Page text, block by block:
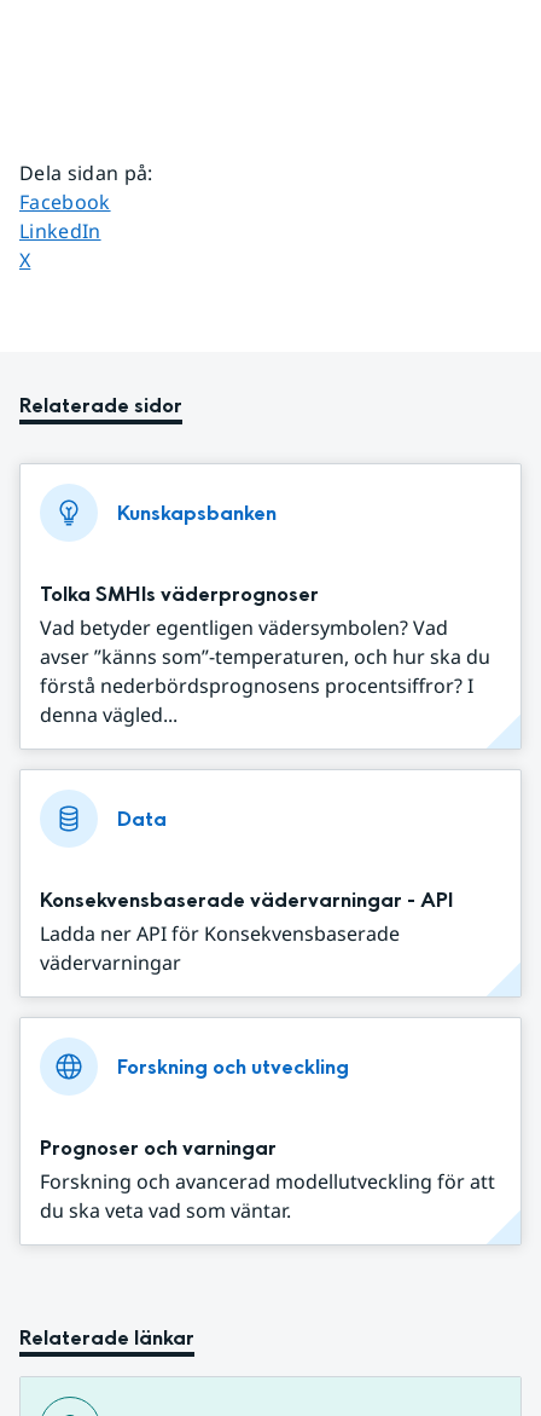
Dela sidan på:
Dela sidan på
Facebook
Dela sidan på
LinkedIn
Dela sidan på
X
Relaterade sidor
Kunskapsbanken
Tolka SMHIs väderprognoser
Vad betyder egentligen vädersymbolen? Vad
avser ”känns som”-temperaturen, och hur ska du
förstå nederbördsprognosens procentsiffror? I
denna vägled...
Data
Konsekvensbaserade vädervarningar - API
Ladda ner API för Konsekvensbaserade
vädervarningar
Forskning och utveckling
Prognoser och varningar
Forskning och avancerad modellutveckling för att
du ska veta vad som väntar.
Relaterade länkar